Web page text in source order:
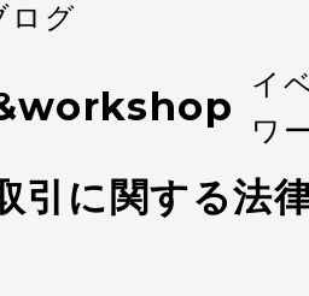
ログ
イ
ワ
引に関する法